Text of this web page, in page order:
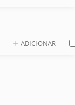
ADICIONAR